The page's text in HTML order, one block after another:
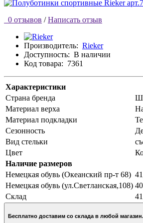
0 отзывов / Написать отзыв
Производитель: Rieker
Доступность: В наличии
Код товара: 7361
Характеристики
Страна бренда
Материал верха
Материал подкладки
Сезонность
Вид стельки
Цвет
Наличие размеров
Немецкая обувь (Океанский пр-т 68)
Немецкая обувь (ул.Светланская,108)
Склад